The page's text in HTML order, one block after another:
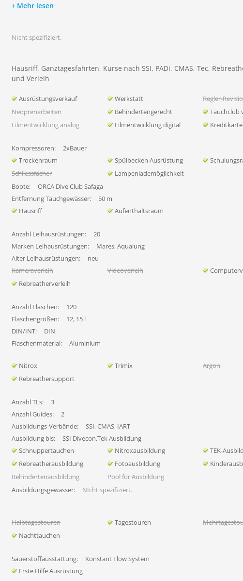
Mehr lesen
NIcht spezifiziert.
Hausriff, Ganztagesfahrten, Kurse nach SSI, PADi, CMAS, Tec,
und Verleih
Ausrüstungsverkauf Werkstatt
Regler-
Neoprenarbeiten
Behindertengerecht
Tauchclub
Filmentwicklung analog
Filmentwicklung digital
Kompressoren:
2xBauer
Trockenraum
Spülbecken Ausrüstung
Schliessfächer
Lampenlademöglichkeit
Boote:
ORCA Dive Club Safaga
Entfernung Tauchgewässer:
50 m
Hausriff
Aufenthaltsraum
Anzahl Leihausrüstungen:
20
Marken Leihausrüstungen:
Mares, Aqualung
Alter Leihausrüstungen:
neu
Kameraverleih
Videoverleih
Rebreatherverleih
Anzahl Flaschen:
120
Flaschengrößen:
12, 15 l
DIN/INT:
DIN
Flaschenmaterial:
Aluminium
Nitrox Trimix
Argon
Rebreathersupport
Anzahl TLs:
3
Anzahl Guides:
2
Ausbildungs-Verbände:
SSI, CMAS, IART
Ausbildung bis:
SSI Divecon,Tek Ausbildung
Schnuppertauchen
Nitroxausbildung
TEK-
Rebreatherausbildung
Fotoausbildung
Behindertenausbildung
Pool für Ausbildung
Ausbildungsgewässer:
NIcht spezifiziert.
Halbtagestouren Tagestouren
Nachttauchen
Sauerstoffausstattung:
Konstant Flow System
Erste Hilfe Ausrüstung